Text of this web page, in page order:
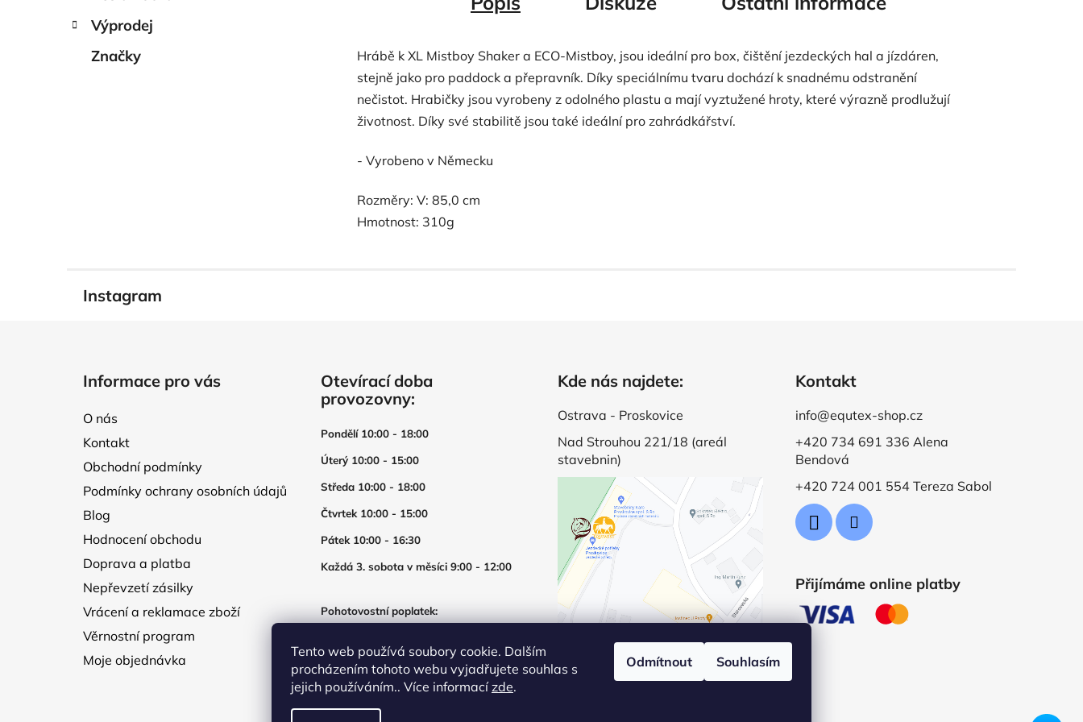
Tento web používá soubory cookie. Dalším
procházením tohoto webu vyjadřujete souhlas s
jejich používáním.. Více informacízde.
Odmítnout Souhlasím
Výprodej
Značky
Hrábě k XL Mistboy Shaker a ECO-Mistboy, jsou ideální pro box, čištění jezdeckých hal a jízdáren,
stejně jako pro paddock a přepravník. Díky speciálnímu tvaru dochází k snadnému odstranění
nečistot. Hrabičky jsou vyrobeny z odolného plastu a mají vyztužené hroty, které výrazně prodlužují
životnost. Díky své stabilitě jsou také ideální pro zahrádkářství.
- Vyrobeno v Německu
Rozměry: V: 85,0 cm
Hmotnost: 310g
Instagram
Informace pro vás
O nás
Kontakt
Obchodní podmínky
Podmínky ochrany osobních údajů
Blog
Hodnocení obchodu
Doprava a platba
Nepřevzetí zásilky
Vrácení a reklamace zboží
Věrnostní program
Moje objednávka
Otevírací doba
provozovny:
Pondělí 10:00 - 18:00
Úterý 10:00 - 15:00
Středa 10:00 - 18:00
Čtvrtek 10:00 - 15:00
Pátek 10:00 - 16:30
Každá 3. sobota v měsíci 9:00 - 12:00
Pohotovostní poplatek:
250Kč
Kde nás najdete:
Ostrava - Proskovice
Nad Strouhou 221/18 (areál
stavebnin)
Kontakt
info@equtex-shop.cz
+420 734 691 336 Alena
Bendová
+420 724 001 554 Tereza Sabol
Přijímáme online platby